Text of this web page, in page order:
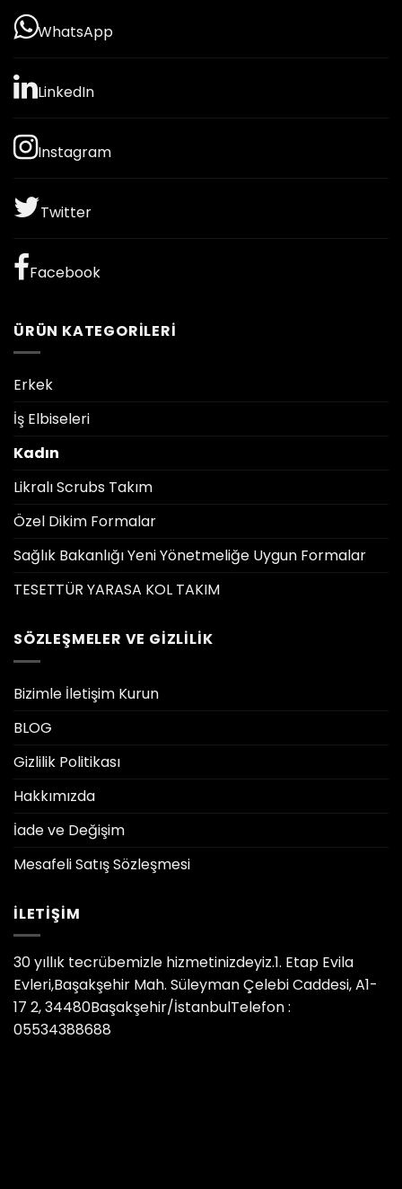
WhatsApp
LinkedIn
Instagram
Twitter
Facebook
ÜRÜN KATEGORILERI
Erkek
İş Elbiseleri
Kadın
Likralı Scrubs Takım
Özel Dikim Formalar
Sağlık Bakanlığı Yeni Yönetmeliğe Uygun Formalar
TESETTÜR YARASA KOL TAKIM
SÖZLEŞMELER VE GIZLILIK
Bizimle İletişim Kurun
BLOG
Gizlilik Politikası
Hakkımızda
İade ve Değişim
Mesafeli Satış Sözleşmesi
İLETIŞIM
30 yıllık tecrübemizle hizmetinizdeyiz.1. Etap Evila
Evleri,Başakşehir Mah. Süleyman Çelebi Caddesi, A1-
17 2, 34480Başakşehir/İstanbulTelefon :
05534388688